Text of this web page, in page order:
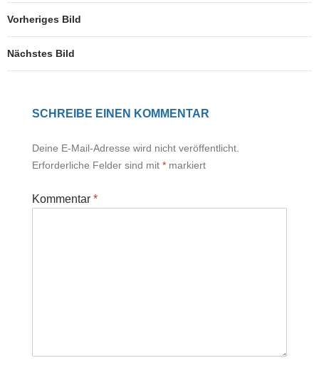
Vorheriges Bild
Nächstes Bild
SCHREIBE EINEN KOMMENTAR
Deine E-Mail-Adresse wird nicht veröffentlicht.
Erforderliche Felder sind mit *markiert
Kommentar *